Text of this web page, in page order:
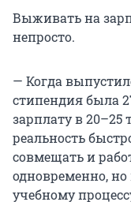
Выживать на
непросто.
— Когда
стипендия была
зарплату в
реальность
совмещать и
одновременно, но
учебному